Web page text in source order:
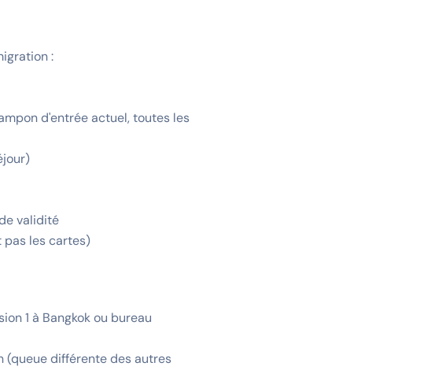
:
d'entrée actuel, toutes les
validité
pas les cartes)
1 à Bangkok ou bureau
(queue différente des autres